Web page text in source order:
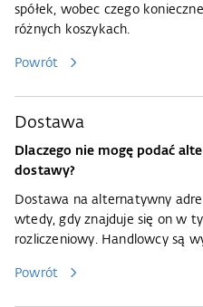
spółek, wobec czego
różnych koszykach.
Powrót
Dostawa​​​​​
Dlaczego nie mogę podać
dostawy?
Dostawa na alternatywny
wtedy, gdy znajduje się on w
rozliczeniowy. Handlowcy są
Powrót